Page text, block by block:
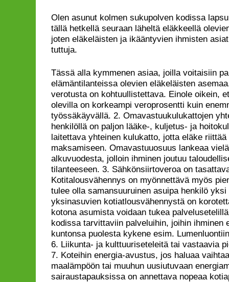
Olen asunut kolmen sukupolven kodissa
tällä hetkellä seuraan läheltä eläkkeellä
joten eläkeläisten ja ikääntyvien ihmisten
tuttuja.
Tässä alla kymmenen asiaa, joilla voitaisiin
elämäntilanteissa olevien eläkeläisten
verotusta on kohtuullistettava. Einole oikein,
olevilla on korkeampi veroprosentti kuin
työssäkäyvällä. 2. Omavastuukulukattojen
henkilöllä on paljon lääke-, kuljetus- ja
laitettava yhteinen kulukatto, jotta eläke
maksamiseen. Omavastuuosuus lankeaa
alkuvuodesta, jolloin ihminen joutuu
tilanteeseen. 3. Sähkönsiirtoveroa on
Kotitalousvähennys on myönnettävä myös
tulee olla samansuuruinen asuipa henkilö
yksinasuvien kotiatlousvähennystä on
kotona asumista voidaan tukea
kodissa tarvittaviin palveluihin, joihin ihminen
kuntonsa puolesta kykene esim.
6. Liikunta- ja kulttuuriseteleitä tai vastaavia
7. Koteihin energia-avustus, jos haluaa
maalämpöön tai muuhun uusiutuvaan
sairaustapauksissa on annettava nopeaa